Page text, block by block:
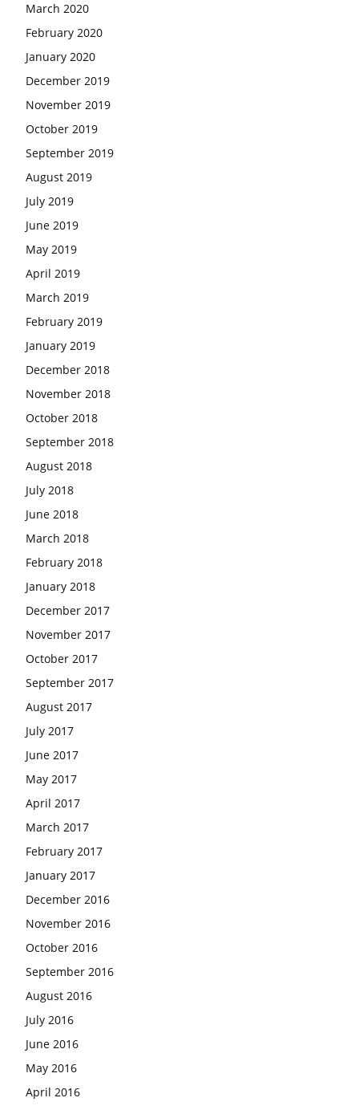
March 2020
February 2020
January 2020
December 2019
November 2019
October 2019
September 2019
August 2019
July 2019
June 2019
May 2019
April 2019
March 2019
February 2019
January 2019
December 2018
November 2018
October 2018
September 2018
August 2018
July 2018
June 2018
March 2018
February 2018
January 2018
December 2017
November 2017
October 2017
September 2017
August 2017
July 2017
June 2017
May 2017
April 2017
March 2017
February 2017
January 2017
December 2016
November 2016
October 2016
September 2016
August 2016
July 2016
June 2016
May 2016
April 2016